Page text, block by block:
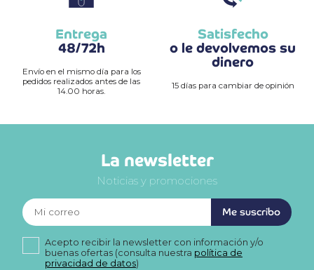
Entrega
48/72h
Envío en el mismo día para los
pedidos realizados antes de las
14.00 horas.
Satisfecho
o le devolvemos su
dinero
15 días para cambiar de opinión
La newsletter
Noticias y promociones
Me suscribo
Acepto recibir la newsletter con información y/o
buenas ofertas (consulta nuestra política de
privacidad de datos)